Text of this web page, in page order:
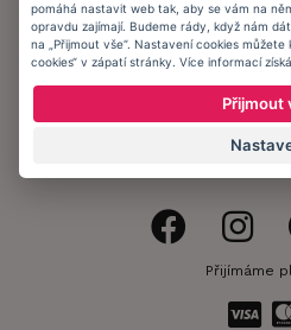
Obchodní
Ochrana
Přijímáme
pomáhá nastavit web tak, aby se vám na
opravdu zajímají. Budeme rády, když nám
na „Přijmout vše“. Nastavení cookies
cookies“ v zápatí stránky. Více informací
Přijmout